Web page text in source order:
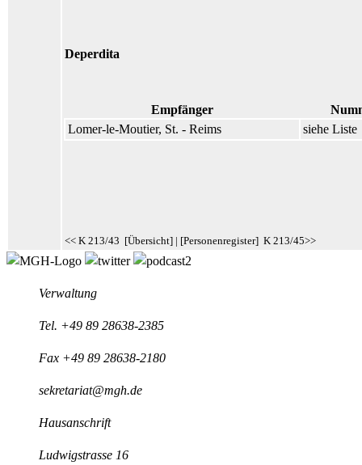
Deperdita
Empfänger
Lomer-le-Moutier, St. - Reims
siehe Liste
<< K 213/43 [Übersicht] | [Personenregister] K 213/45>>
Verwaltung
Tel. +49 89 28638-2385
Fax +49 89 28638-2180
sekretariat@mgh.de
Hausanschrift
Ludwigstrasse 16